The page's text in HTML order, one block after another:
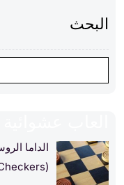
البحث
الداما
(Russian Checkers)